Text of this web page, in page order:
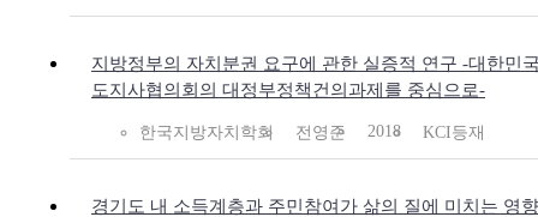
지방정부의 자치분권 요구에 관한 실증적 연구 -대한민
도지사협의회의 대정부정책건의과제를 중심으로-
한국지방자치학회 전영준 2018 KCI등재
경기도 내 소득계층과 주민참여가 삶의 질에 미치는 영향